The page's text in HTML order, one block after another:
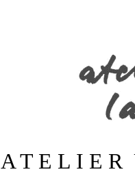
A T E L I E R